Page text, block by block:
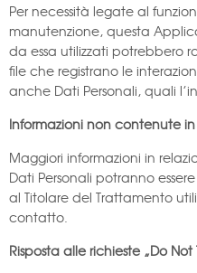
Per necessità legate al
manutenzione, questa
da essa utilizzati potrebbero
file che registrano le
anche Dati Personali, quali
Informazioni non contenute
Maggiori informazioni in
Dati Personali potranno
al Titolare del Trattamento
contatto.
Risposta alle richieste „Do Not